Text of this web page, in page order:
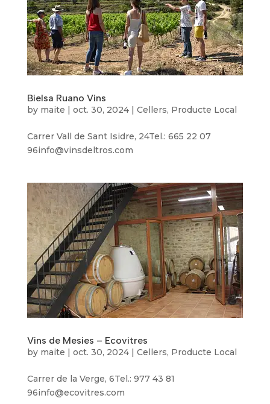
Bielsa Ruano Vins
by maite | oct. 30, 2024| Cellers, Producte Local
Carrer Vall de Sant Isidre, 24Tel.: 665 22 07
96info@vinsdeltros.com
Vins de Mesies – Ecovitres
by maite oct. 30, 2024| Cellers, Producte Local
Carrer de la Verge, 6Tel.: 977 43 81
96info@ecovitres.com